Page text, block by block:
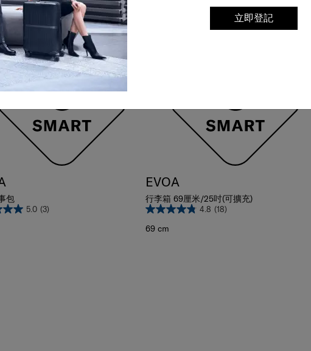
立即登記
包
5.0 (3)
EVOA
行李箱 69厘米/25吋(可擴充)
4.8 (18)
69 cm